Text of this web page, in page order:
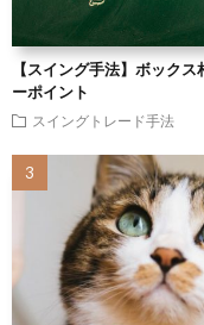
【スイング手法】ボック
ーポイント
スイングトレード手法